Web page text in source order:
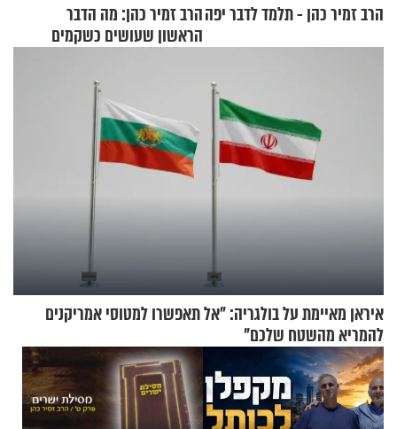
הרב זמיר כהן - תלמד לדבר יפההרב זמיר כהן: מה הדבר
הראשון שעושים כשקמים
איראן מאיימת על בולגריה: "אל תאפשרו למטוסי אמריקנים
להמריא מהשטח שלכם"